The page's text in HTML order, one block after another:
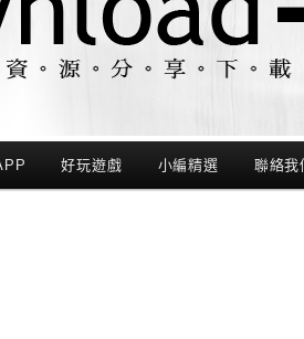
好玩遊戲 小編精選 聯絡我